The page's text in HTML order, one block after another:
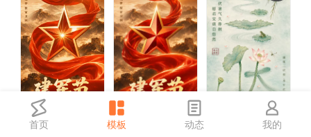
红金风建军节祝福宣传手机海报 中国风三伏天祝福宣传手机海报
首页 模板 动态 我的